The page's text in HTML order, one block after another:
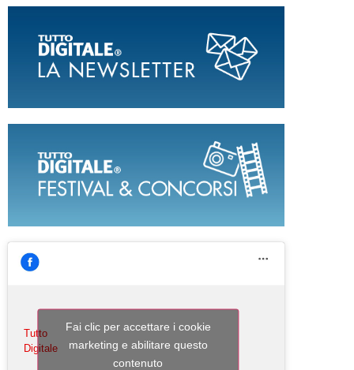
Tutto
Digitale
Fai clic per accettare i cookie
marketing e abilitare questo
contenuto